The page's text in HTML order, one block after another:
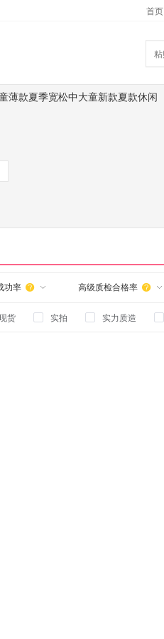
首页
薄款夏季宽松中大童新款夏款休闲
功率  高级质检合格率 
货 实拍 实力质造